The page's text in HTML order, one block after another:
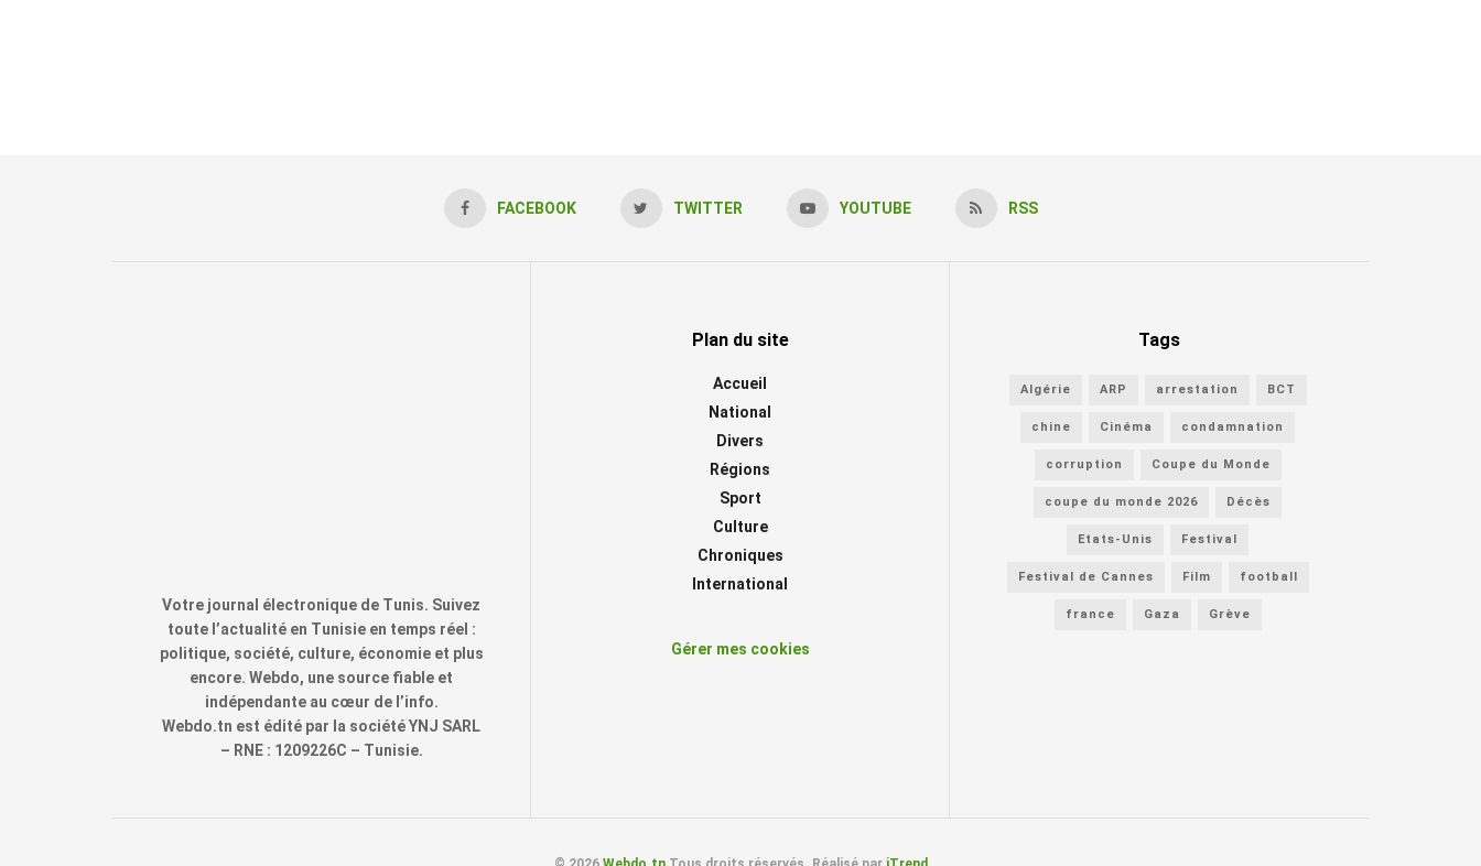
FACEBOOK TWITTER YOUTUBE RSS
Votre journal électronique de Tunis. Suivez
toute l’actualité en Tunisie en temps réel :
politique, société, culture, économie et plus
encore. Webdo, une source fiable et
indépendante au cœur de l’info.
Webdo.tn est édité par la société YNJ SARL
– RNE : 1209226C – Tunisie.
Plan du site
Accueil
National
Divers
Régions
Sport
Culture
Chroniques
International
Gérer mes cookies
Tags
Algérie ARP arrestation BCT
chine Cinéma condamnation
corruption Coupe du Monde
coupe du monde 2026 Décès
Etats-Unis Festival
Festival de Cannes Film football
france Gaza Grève